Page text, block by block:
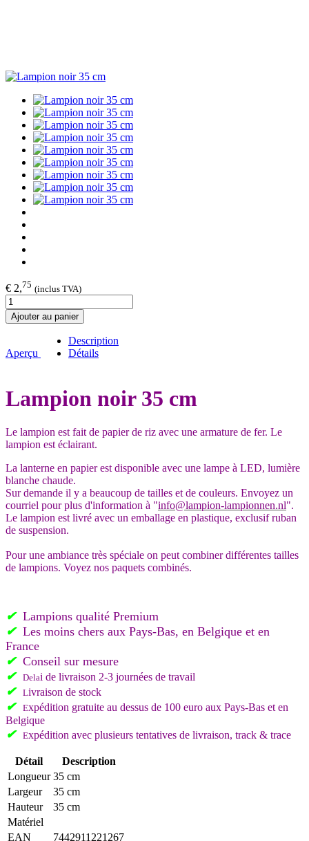
€ 2,75 (inclus TVA)
Ajouter au panier
Aperçu
Description
Détails
Lampion noir 35 cm
Le lampion est fait de papier de riz avec une armature de fer. Le
lampion est éclairant.
La lanterne en papier est disponible avec une lampe à LED, lumière
blanche chaude.
Sur demande il y a beaucoup de tailles et de couleurs. Envoyez un
courriel pour plus d'information à "info@lampion-lampionnen.nl".
Le lampion est livré avec un emballage en plastique, exclusif ruban
de suspension.
Pour une ambiance très spéciale on peut combiner différentes tailles
de lampions. Voyez nos paquets combinés.
✔ Lampions qualité Premium
✔ Les moins chers aux Pays-Bas, en Belgique et en
France
✔ Conseil sur mesure
✔
Delai de livraison 2-3 journées de travail
✔ Livraison de stock
✔ Expédition gratuite au dessus de 100 euro aux Pays-Bas et en
Belgique
✔ Expédition avec plusieurs tentatives de livraison, track & trace
Détail
Description
Longueur 35 cm
Largeur
35 cm
Hauteur
35 cm
Matériel
EAN
7442911221267